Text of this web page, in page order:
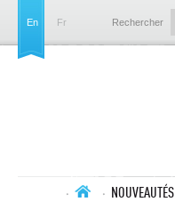
En Fr Rechercher
NOUVEAUTÉS